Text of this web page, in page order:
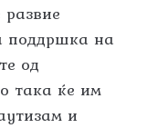
поддршка на
од
така ќе им
и